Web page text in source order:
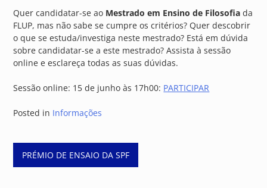
Quer candidatar-se ao Mestrado em Ensino de Filosofia da
FLUP, mas não sabe se cumpre os critérios? Quer descobrir
o que se estuda/investiga neste mestrado? Está em dúvida
sobre candidatar-se a este mestrado? Assista à sessão
online e esclareça todas as suas dúvidas.
Sessão online: 15 de junho às 17h00: PARTICIPAR
Posted in Informações
Post
navigation
PRÉMIO DE ENSAIO DA SPF